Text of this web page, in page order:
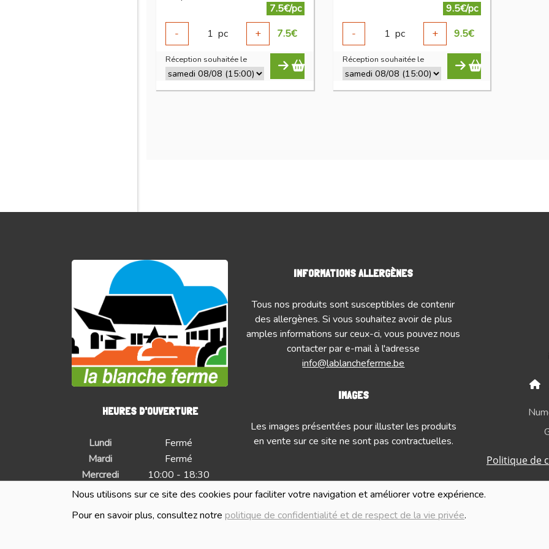
Nous utilisons sur ce site des cookies pour faciliter votre navigation et améliorer votre expérience.
Pour en savoir plus, consultez notre politique de confidentialité et de respect de la vie privée.
7.5€/pc
-
1 pc + 7.5€
Réception souhaitée le
9.5€/pc
-
1 pc + 9.5€
Réception souhaitée le
HEURES D'OUVERTURE
Lundi
Fermé
Mardi
Fermé
Mercredi
10:00 - 18:30
Jeudi
10:00 - 18:30
Samedi
10:00 - 18:30
INFORMATIONS ALLERGÈNES
Tous nos produits sont susceptibles de contenir
des allergènes. Si vous souhaitez avoir de plus
amples informations sur ceux-ci, vous pouvez nous
contacter par e-mail à l'adresse
info@lablancheferme.be
IMAGES
Les images présentées pour illuster les produits
en vente sur ce site ne sont pas contractuelles.
Politique de